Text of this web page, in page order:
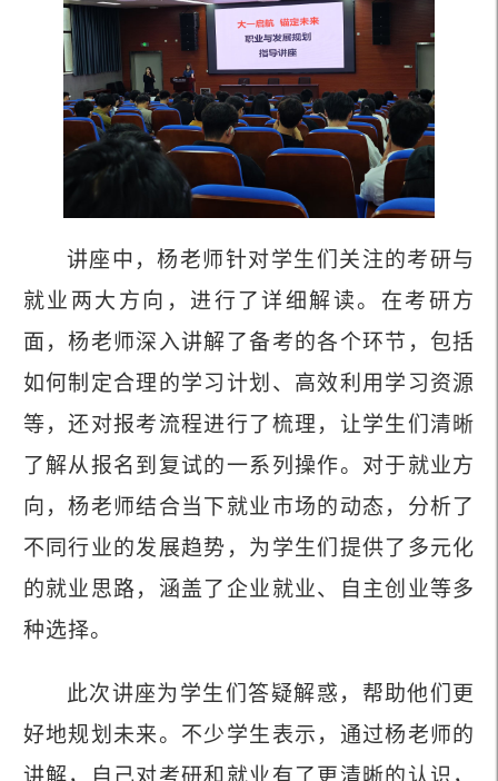
讲座中，杨老师针对学生们关注的考研与
就业两大方向，进行了详细解读。在考研方
面，杨老师深入讲解了备考的各个环节，包括
如何制定合理的学习计划、高效利用学习资源
等，还对报考流程进行了梳理，让学生们清晰
了解从报名到复试的一系列操作。对于就业方
向，杨老师结合当下就业市场的动态，分析了
不同行业的发展趋势，为学生们提供了多元化
的就业思路，涵盖了企业就业、自主创业等多
种选择。
此次讲座为学生们答疑解惑，帮助他们更
好地规划未来。不少学生表示，通过杨老师的
讲解，自己对考研和就业有了更清晰的认识，